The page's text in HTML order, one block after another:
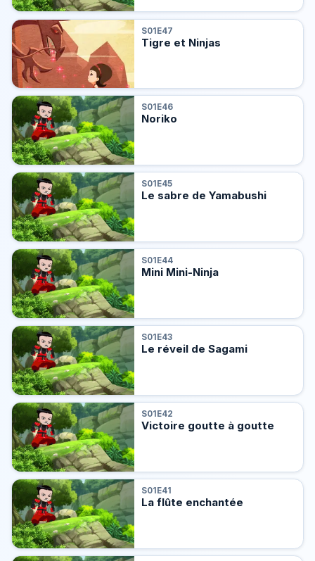
S01E47
Tigre et Ninjas
S01E46
Noriko
S01E45
Le sabre de Yamabushi
S01E44
Mini Mini-Ninja
S01E43
Le réveil de Sagami
S01E42
Victoire goutte à goutte
S01E41
La flûte enchantée